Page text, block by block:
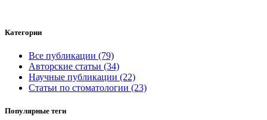
Категории
Все публикации (79)
Авторские статьи (34)
Научные публикации (22)
Статьи по стоматологии (23)
Популярные теги